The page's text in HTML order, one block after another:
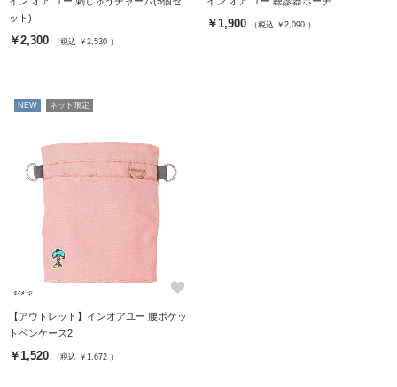
ット)
￥2,300 （税込 ￥2,530 ）
￥1,900 （税込 ￥2,090 ）
NEW ネット限定
favorite
【アウトレット】インオアユー 腰ポケッ
トペンケース2
￥1,520 （税込 ￥1,672 ）